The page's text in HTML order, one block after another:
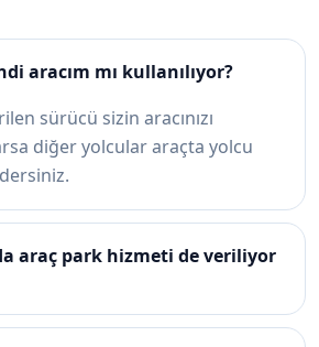
aracım mı kullanılıyor?
sürücü sizin aracınızı
diğer yolcular araçta yolcu
araç park hizmeti de veriliyor